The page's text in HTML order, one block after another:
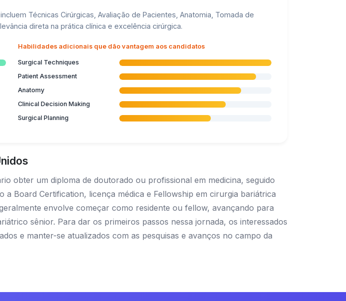
Técnicas Cirúrgicas, Avaliação de Pacientes, Anatomia, Tomada de
direta na prática clínica e excelência cirúrgica.
Habilidades adicionais que dão vantagem aos candidatos
Surgical Techniques
Patient Assessment
Anatomy
Clinical Decision Making
Surgical Planning
obter um diploma de doutorado ou profissional em medicina, seguido
Board Certification, licença médica e Fellowship em cirurgia bariátrica
envolve começar como residente ou fellow, avançando para
sênior. Para dar os primeiros passos nessa jornada, os interessados
e manter-se atualizados com as pesquisas e avanços no campo da